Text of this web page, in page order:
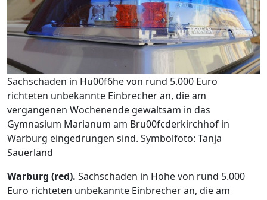
Sachschaden in Hu00f6he von rund 5.000 Euro
richteten unbekannte Einbrecher an, die am
vergangenen Wochenende gewaltsam in das
Gymnasium Marianum am Bru00fcderkirchhof in
Warburg eingedrungen sind. Symbolfoto: Tanja
Sauerland
Warburg (red). Sachschaden in Höhe von rund 5.000
Euro richteten unbekannte Einbrecher an, die am